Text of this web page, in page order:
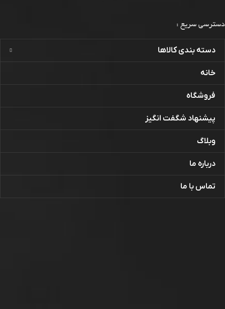
دسترسی سریع :
دسته بندی کالاها
خانه
فروشگاه
پیشنهاد شگفت انگیز
وبلاگ
درباره ما
تماس با ما